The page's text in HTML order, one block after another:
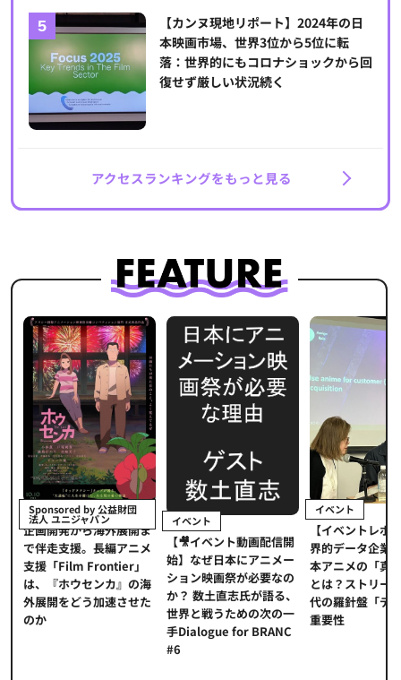
【カンヌ現地リポート】2024年の日
本映画市場、世界3位から5位に転
落：世界的にもコロナショックから回
復せず厳しい状況続く
アクセスランキングをもっと見る
Sponsored by 公益財団
法人 ユニジャパン
企画開発から海外展開ま
で伴走支援。長編アニメ
支援「Film Frontier」
は、『ホウセンカ』の海
外展開をどう加速させた
のか
イベント
【🎥イベント動画配信開
始】なぜ日本にアニメー
ション映画祭が必要なの
か？ 数土直志氏が語る、
世界と戦うための次の一
手Dialogue for BRANC
#6
イベント
【イベントレポ
界的データ企業
本アニメの「真
とは？ストリー
代の羅針盤「デ
重要性